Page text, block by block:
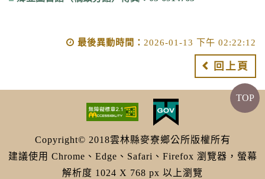
最後異動時間： 2026-01-13 下午 02:22:12
回上頁
Copyright© 2018雲林縣麥寮鄉公所版權所有
建議使用 Chrome、Edge、Safari、Firefox 瀏覽器，螢幕
解析度 1024 X 768 px 以上瀏覽
TOP